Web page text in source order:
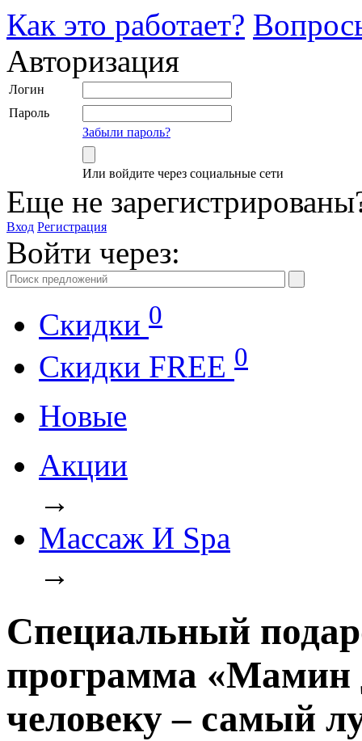
Как это работает?
Авторизация
Логин
Пароль
Забыли пароль?
Или войдите через социальные сети
Еще не
Вход Регистрация
Войти через:
Скидки 0
Cкидки FREE 0
Новые
Акции
→
Массаж И Spa
→
Специальный
программа «Мамин
человеку – самый